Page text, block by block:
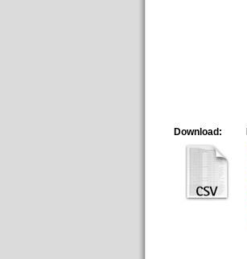
Download: